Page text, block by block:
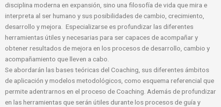
disciplina moderna en expansión, sino una filosofía de vida que mira e
interpreta al ser humano y sus posibilidades de cambio, crecimiento,
desarrollo y mejora. Especializarse es profundizar las diferentes
herramientas útiles y necesarias para ser capaces de acompañar y
obtener resultados de mejora en los procesos de desarrollo, cambio y
acompañamiento que lleven a cabo.
Se abordarán las bases teóricas del Coaching, sus diferentes ámbitos
de aplicación y modelos metodológicos, como esquema referencial que
permite adentrarnos en el proceso de Coaching. Además de profundizar
en las herramientas que serán útiles durante los procesos de guía y